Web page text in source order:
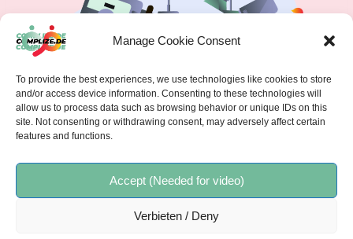
Manage Cookie Consent
To provide the best experiences, we use technologies like cookies to store
and/or access device information. Consenting to these technologies will
allow us to process data such as browsing behavior or unique IDs on this
site. Not consenting or withdrawing consent, may adversely affect certain
features and functions.
Accept (Needed for video)
Verbieten / Deny
PRODUKTVIDEO
ERSTELLEN